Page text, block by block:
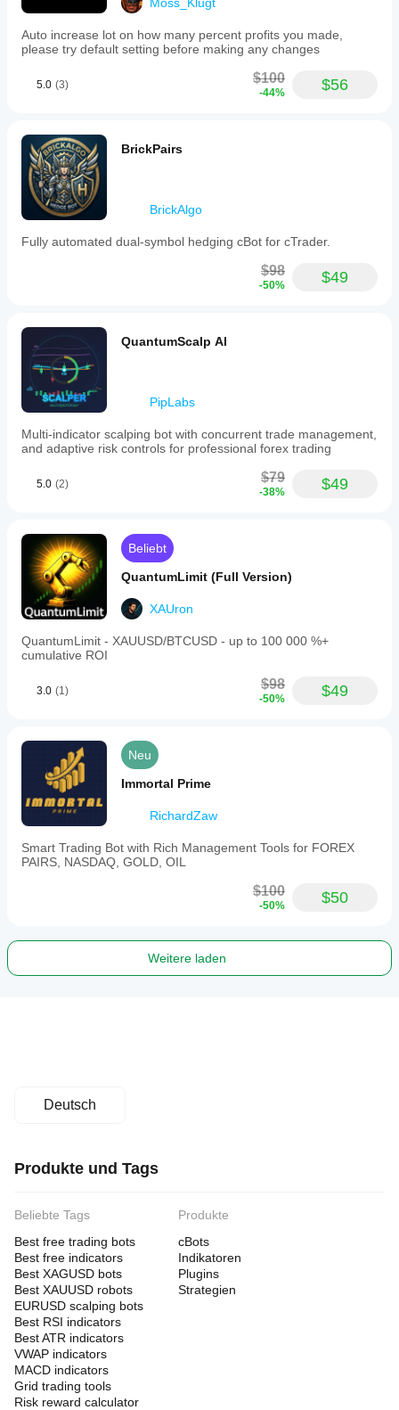
Auto increase lot on how many percent profits you made,
please try default setting before making any changes
5.0 (3) $100
-44% $56
BrickPairs
BrickAlgo
Fully automated dual-symbol hedging cBot for cTrader.
$98
-50% $49
QuantumScalp AI
PipLabs
Multi-indicator scalping bot with concurrent trade management,
and adaptive risk controls for professional forex trading
5.0 (2) $79
-38% $49
Beliebt
QuantumLimit (Full Version)
XAUron
QuantumLimit - XAUUSD/BTCUSD - up to 100 000 %+
cumulative ROI
3.0 (1) $98
-50% $49
Neu
Immortal Prime
RichardZaw
Smart Trading Bot with Rich Management Tools for FOREX
PAIRS, NASDAQ, GOLD, OIL
$100
-50% $50
Weitere laden
Deutsch
Produkte und Tags
Beliebte Tags
Best free trading bots
Best free indicators
Best XAGUSD bots
Best XAUUSD robots
EURUSD scalping bots
Best RSI indicators
Best ATR indicators
VWAP indicators
MACD indicators
Grid trading tools
Risk reward calculator
Produkte
cBots
Indikatoren
Plugins
Strategien